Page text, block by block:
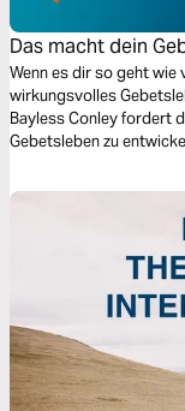
Das macht dein
Wenn es dir so geht wie
wirkungsvolles
Bayless Conley fordert
Gebetsleben zu
Gebets für dich